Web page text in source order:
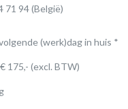
71 94(België)
(werk)dag in huis *
175,- (excl. BTW)